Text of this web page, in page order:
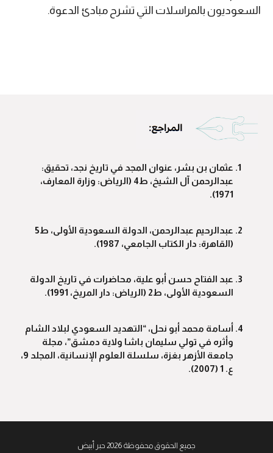
السعوديون بالمراسلات التي تشرح مبادئ الدعوة.
عثمان بن بشر، عنوان المجد في تاريخ نجد، تحقيق:
عبدالرحمن آل الشيخ، ط4 (الرياض: وزارة المعارف،
1971).
عبدالرحيم عبدالرحمن، الدولة السعودية الأولى، ط5
(القاهرة: دار الكتاب الجامعي، 1987).
عبد الفتاح حسن أبو علية، محاضرات في تاريخ الدولة
السعودية الأولى، ط2 (الرياض: دار المريخ، 1991).
أسامة محمد أبو نحل، “التهديد السعودي لبلاد الشام
وأثره في تولي سليمان باشا ولاية دمشق”، مجلة
جامعة الأزهر بغزة، سلسلة العلوم الإنسانية، المجلد 9،
ع. 1 (2007).
جميع الحقوق محفوظة 2026 حبر أبيض